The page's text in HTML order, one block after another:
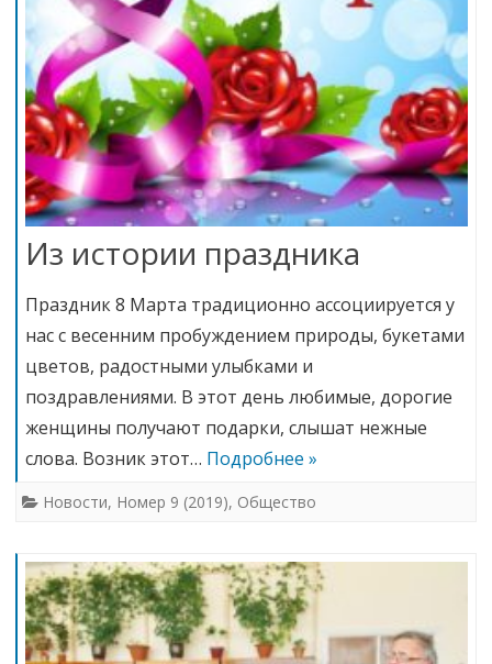
Из истории праздника
Праздник 8 Марта традиционно ассоциируется у
нас с весенним пробуждением природы, букетами
цветов, радостными улыбками и
поздравлениями. В этот день любимые, дорогие
женщины получают подарки, слышат нежные
слова. Возник этот… Подробнее »
Новости, Номер 9 (2019), Общество